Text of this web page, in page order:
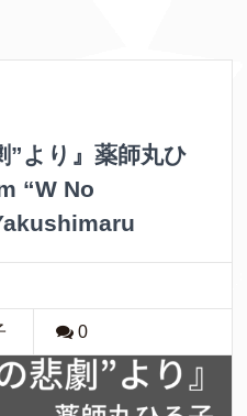
”より』薬師丸ひ
“W No
0